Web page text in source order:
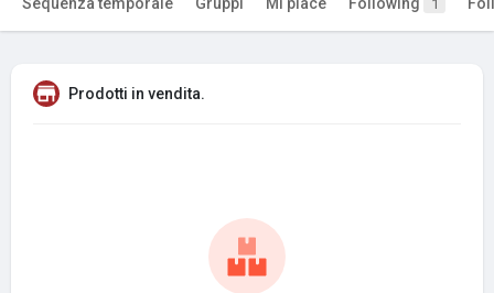
1
Prodotti in vendita.